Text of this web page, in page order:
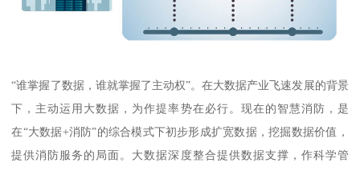
“谁掌握了数据，谁就掌握了主动权”。在大数据产业飞速发展的背景
下，主动运用大数据，为作提率势在必行。现在的智慧消防，是
在“大数据+消防”的综合模式下初步形成扩宽数据，挖掘数据价值，
提供消防服务的局面。大数据深度整合提供数据支撑，作科学管